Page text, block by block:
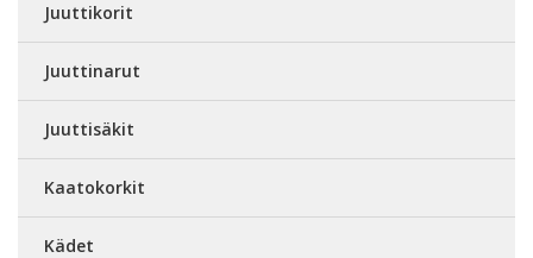
Juuttikorit
Juuttinarut
Juuttisäkit
Kaatokorkit
Kädet